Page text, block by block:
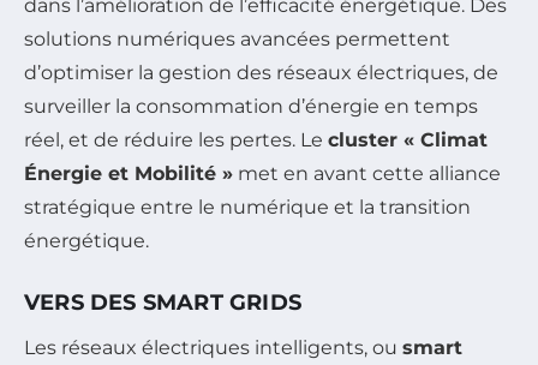
dans l’amélioration de l’efficacité énergétique. Des
solutions numériques avancées permettent
d’optimiser la gestion des réseaux électriques, de
surveiller la consommation d’énergie en temps
réel, et de réduire les pertes. Le cluster « Climat
Énergie et Mobilité » met en avant cette alliance
stratégique entre le numérique et la transition
énergétique.
VERS DES SMART GRIDS
Les réseaux électriques intelligents, ou smart